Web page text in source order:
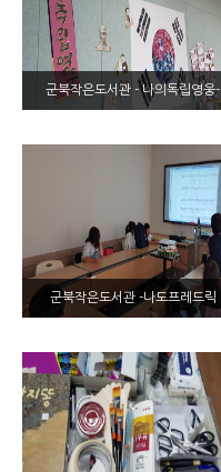
군북작은도서관 - 나의독립영웅-
군북작은도서관 -나도프레드릭